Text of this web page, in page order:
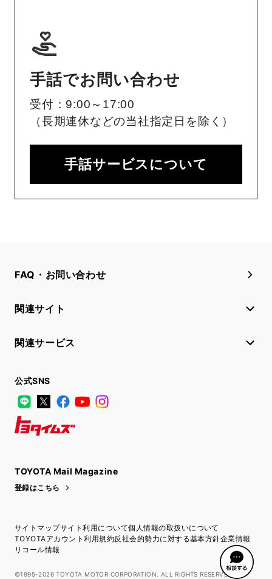
手話でお問い合わせ
受付：9:00～17:00
（長期連休などの当社指定日を除く）
手話サービスについて
FAQ・お問い合わせ
関連サイト
関連サービス
公式SNS
LINE
X FacebookYouTube
TOYOTA Mail Magazine
登録はこちら
サイトマップサイト利用について個人情報の取扱いについて
TOYOTAアカウント利用規約反社会的勢力に対する基本方針企業情報
リコール情報
©1995-2026 TOYOTA MOTOR CORPORATION. ALL RIGHTS RESERVED.